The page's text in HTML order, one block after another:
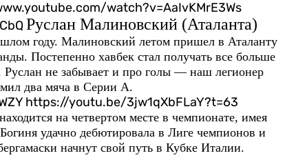
watch?v=AaIvKMrE3Ws
Руслан Малиновский (Аталанта)
году. Малиновский летом пришел в Аталанту
Постепенно хавбек стал получать все больше
Руслан не забывает и про голы — наш легионер
два мяча в Серии А.
https://youtu.be/3jw1qXbFLaY?t=63
на четвертом месте в чемпионате, имея
удачно дебютировала в Лиге чемпионов и
начнут свой путь в Кубке Италии.